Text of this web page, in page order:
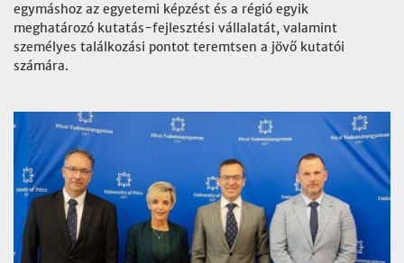
egymáshoz az egyetemi képzést és a régió egyik
meghatározó kutatás-fejlesztési vállalatát, valamint
személyes találkozási pontot teremtsen a jövő kutatói
számára.